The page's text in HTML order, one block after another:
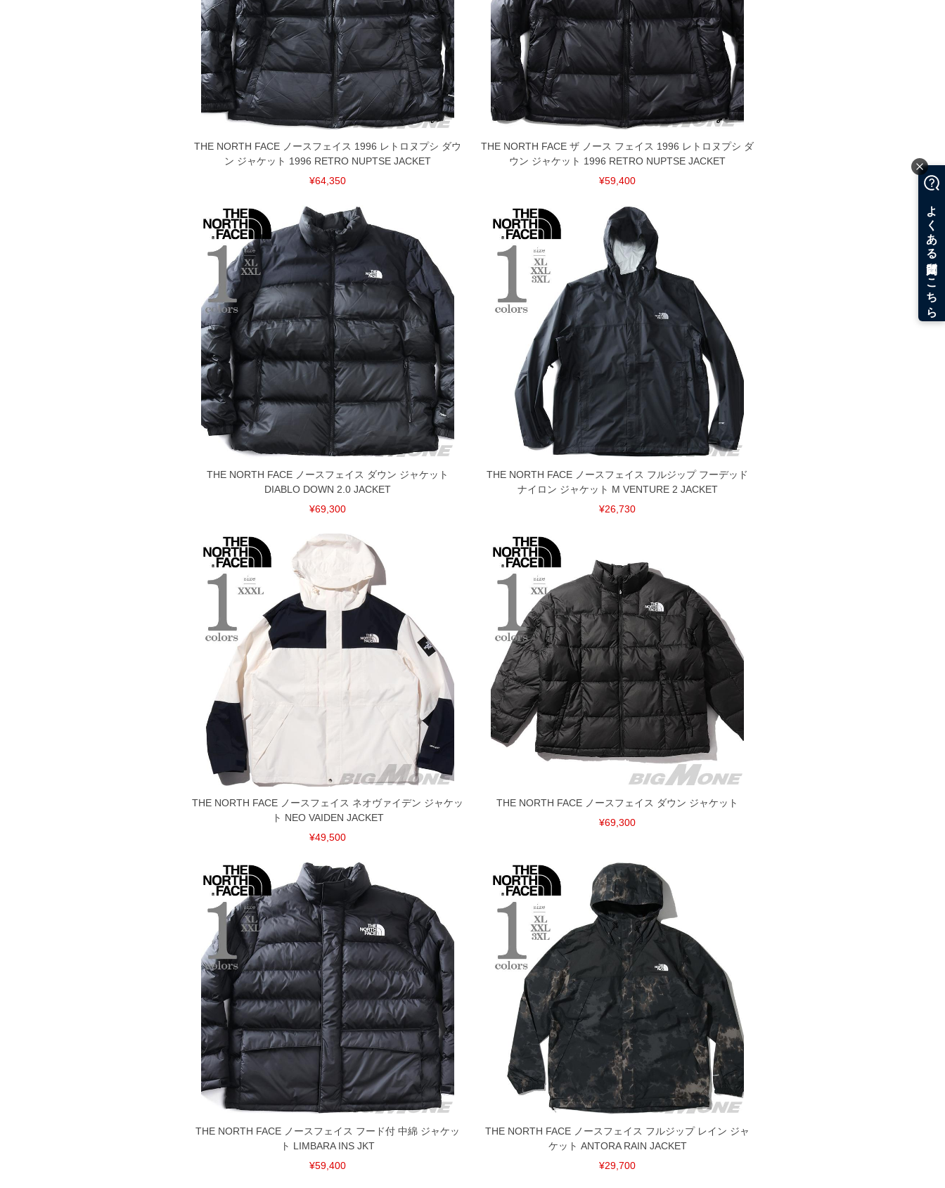
裾上げ料金は500円+税となります。
備考欄に股下●cmとご記入下さい。（裾上げ無料対象商品は1本につき税込6,000円以上の品が対象。
1本5,999円以下の商品は有料（500円+税）となります。）
出荷まで約1週間～20日間程お時間を頂く場合がございます。
尚、裾上げした商品は返品・交換不可となりますので、予めご了承下さい。
一部、お直しに対応出来ない商品がございます。(例：裾にファスナーや調節ひもが付いている、極
端なデザインが施されている等)
※【返品交換について】
返品交換希望の方は、商品到着後1週間以内にご連絡ください。
下着(肌着)やワイシャツは商品の性質上、返品交換不可とさせて頂いております。予めご了承くださ
THE NORTH FACE ノースフェイス 1996 レトロヌプシ ダウ
ン ジャケット 1996 RETRO NUPTSE JACKET
¥64,350
THE NORTH FACE ザ ノース フェイス 1996 レトロヌプシ ダ
ウン ジャケット 1996 RETRO NUPTSE JACKET
¥59,400
THE NORTH FACE ノースフェイス ダウン ジャケット
DIABLO DOWN 2.0 JACKET
¥69,300
THE NORTH FACE ノースフェイス フルジップ フーデッド
ナイロン ジャケット M VENTURE 2 JACKET
¥26,730
THE NORTH FACE ノースフェイス ネオヴァイデン ジャケッ
ト NEO VAIDEN JACKET
¥49,500
THE NORTH FACE ノースフェイス ダウン ジャケット
¥69,300
THE NORTH FACE ノースフェイス フード付 中綿 ジャケッ
ト LIMBARA INS JKT
¥59,400
THE NORTH FACE ノースフェイス フルジップ レイン ジャ
ケット ANTORA RAIN JACKET
¥29,700